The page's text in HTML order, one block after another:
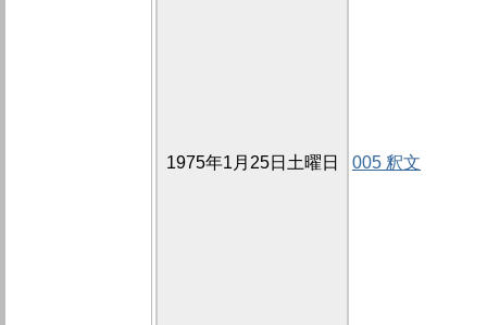
1975年1月25日土曜日 005 釈文